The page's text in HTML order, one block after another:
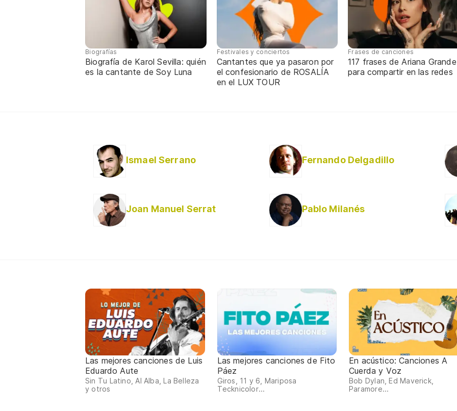
Biografías
Biografía de Karol Sevilla: quién
es la cantante de Soy Luna
Festivales y conciertos
Cantantes que ya pasaron por
el confesionario de ROSALÍA
en el LUX TOUR
Frases de canciones
117 frases de Ariana Grande
para compartir en las redes
Ismael Serrano Fernando Delgadillo
Joan Manuel Serrat Pablo Milanés
Las mejores canciones de Luis
Eduardo Aute
Sin Tu Latino, Al Alba, La Belleza
y otros
Las mejores canciones de Fito
Páez
Giros, 11 y 6, Mariposa
Tecknicolor...
En acústico: Canciones A
Cuerda y Voz
Bob Dylan, Ed Maverick,
Paramore...